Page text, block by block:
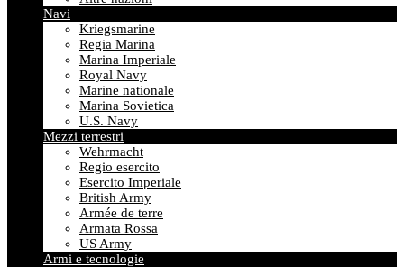
Navi
Kriegsmarine
Regia Marina
Marina Imperiale
Royal Navy
Marine nationale
Marina Sovietica
U.S. Navy
Mezzi terrestri
Wehrmacht
Regio esercito
Esercito Imperiale
British Army
Armée de terre
Armata Rossa
US Army
Armi e tecnologie